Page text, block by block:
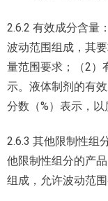
2.6.2 有效成分含量
波动范围组成，其
量范围要求；（2）
示。液体制剂的有
分数（%）表示，
2.6.3 其他限制性组
他限制性组分的产
组成，允许波动范